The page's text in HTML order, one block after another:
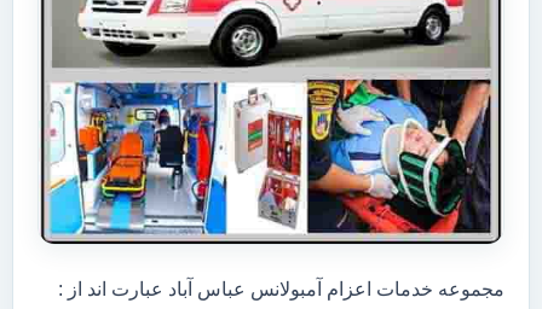
مجموعه خدمات اعزام آمبولانس عباس آباد عبارت اند از :